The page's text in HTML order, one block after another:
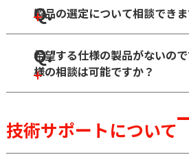
Q.
製品の選定について相談できま
Q.
希望する仕様の製品がないの
様の相談は可能ですか？
技術サポートについて